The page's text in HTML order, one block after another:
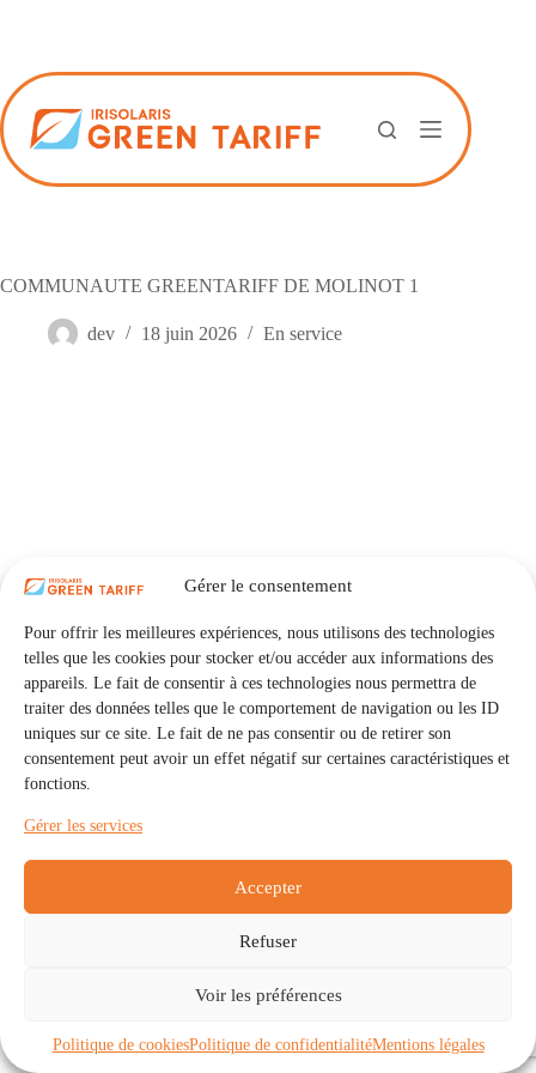
Gérer le consentement
Pour offrir les meilleures expériences, nous utilisons des technologies
telles que les cookies pour stocker et/ou accéder aux informations des
appareils. Le fait de consentir à ces technologies nous permettra de
traiter des données telles que le comportement de navigation ou les ID
uniques sur ce site. Le fait de ne pas consentir ou de retirer son
consentement peut avoir un effet négatif sur certaines caractéristiques et
fonctions.
Gérer les services
Accepter
Refuser
Voir les préférences
Politique de cookiesPolitique de confidentialitéMentions légales
COMMUNAUTE GREENTARIFF DE MOLINOT 1
dev 18 juin 2026 En service
Communautés
À propos
Politique de cookies (UE)